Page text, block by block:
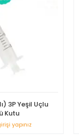
3P Yeşil Uçlu
Kutu
yapınız